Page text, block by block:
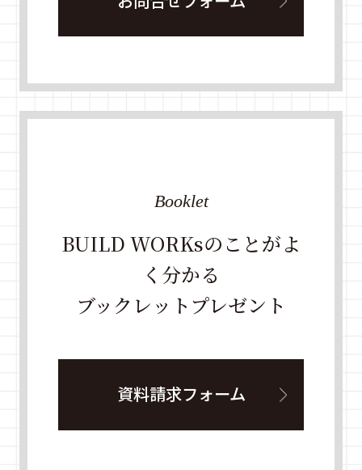
BUILD WORKsのことがよ
く分かる
ブックレットプレゼント
Booklet
資料請求フォーム